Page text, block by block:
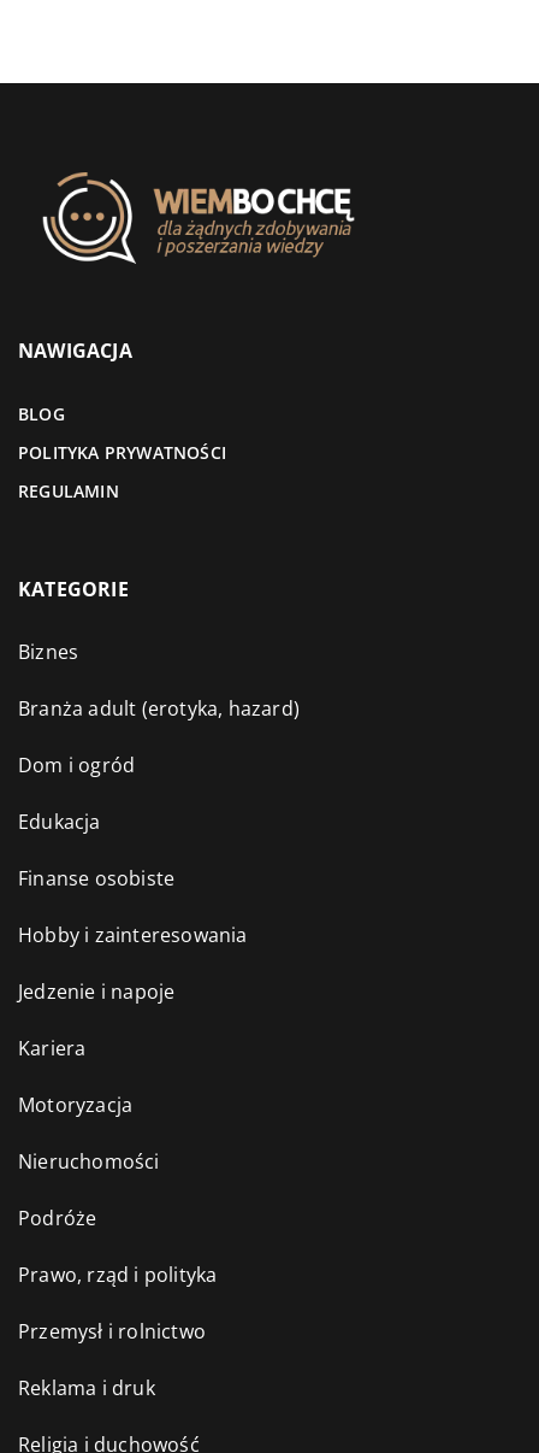
NAWIGACJA
BLOG
POLITYKA PRYWATNOŚCI
REGULAMIN
KATEGORIE
Biznes
Branża adult (erotyka, hazard)
Dom i ogród
Edukacja
Finanse osobiste
Hobby i zainteresowania
Jedzenie i napoje
Kariera
Motoryzacja
Nieruchomości
Podróże
Prawo, rząd i polityka
Przemysł i rolnictwo
Reklama i druk
Religia i duchowość